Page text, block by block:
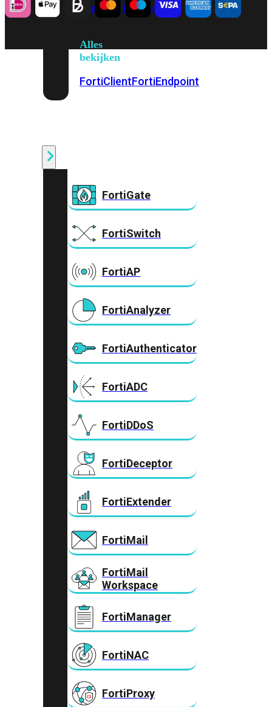
PremFortiCloud
Alles
bekijken
FortiClientFortiEndpoint
FortiGate
FortiSwitch
FortiAP
FortiAnalyzer
FortiAuthenticator
FortiADC
FortiDDoS
FortiDeceptor
FortiExtender
FortiMail
FortiMail
Workspace
FortiManager
FortiNAC
FortiProxy